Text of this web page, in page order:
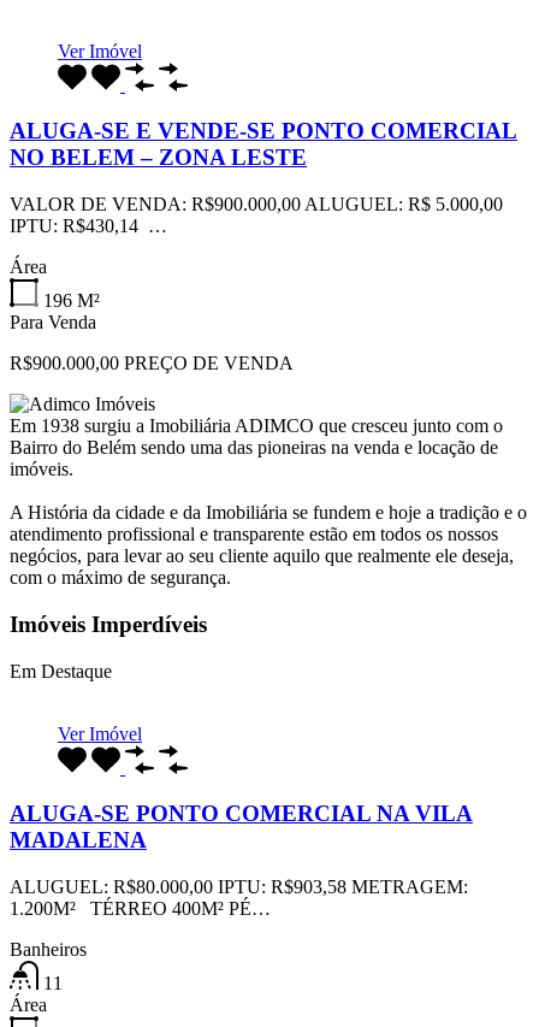
Ver Imóvel
ALUGA-SE E VENDE-SE PONTO COMERCIAL
NO BELEM – ZONA LESTE
VALOR DE VENDA: R$900.000,00 ALUGUEL: R$ 5.000,00
IPTU: R$430,14 …
Área
196 M²
Para Venda
R$900.000,00 PREÇO DE VENDA
Em 1938 surgiu a Imobiliária ADIMCO que cresceu junto com o
Bairro do Belém sendo uma das pioneiras na venda e locação de
imóveis.
A História da cidade e da Imobiliária se fundem e hoje a tradição e o
atendimento profissional e transparente estão em todos os nossos
negócios, para levar ao seu cliente aquilo que realmente ele deseja,
com o máximo de segurança.
Imóveis Imperdíveis
Em Destaque
Ver Imóvel
ALUGA-SE PONTO COMERCIAL NA VILA
MADALENA
ALUGUEL: R$80.000,00 IPTU: R$903,58 METRAGEM:
1.200M² TÉRREO 400M² PÉ…
Banheiros
11
Área